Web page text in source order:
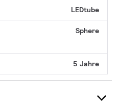
LEDtube
Sphere
5 Jahre